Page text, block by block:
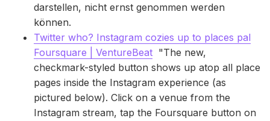
darstellen, nicht ernst genommen werden
können.
Twitter who? Instagram cozies up to places pal
Foursquare | VentureBeat "The new,
checkmark-styled button shows up atop all place
pages inside the Instagram experience (as
pictured below). Click on a venue from the
Instagram stream, tap the Foursquare button on